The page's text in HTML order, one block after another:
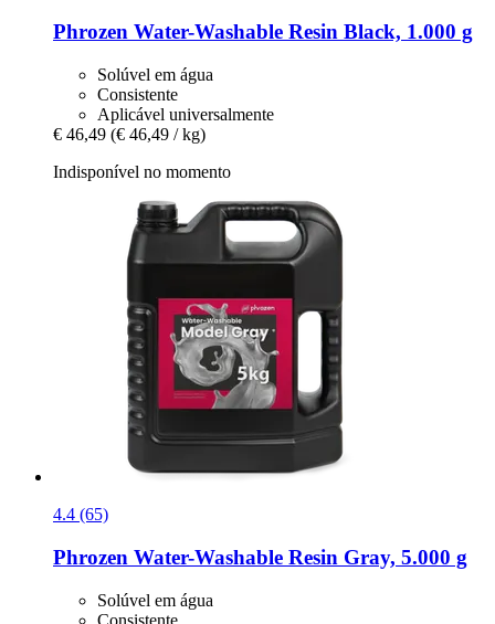
Phrozen Water-​Washable Resin Black, 1.000 g
Solúvel em água
Consistente
Aplicável universalmente
€ 46,49 (€ 46,49 / kg)
Indisponível no momento
4.4 (65)
Phrozen Water-​Washable Resin Gray, 5.000 g
Solúvel em água
Consistente